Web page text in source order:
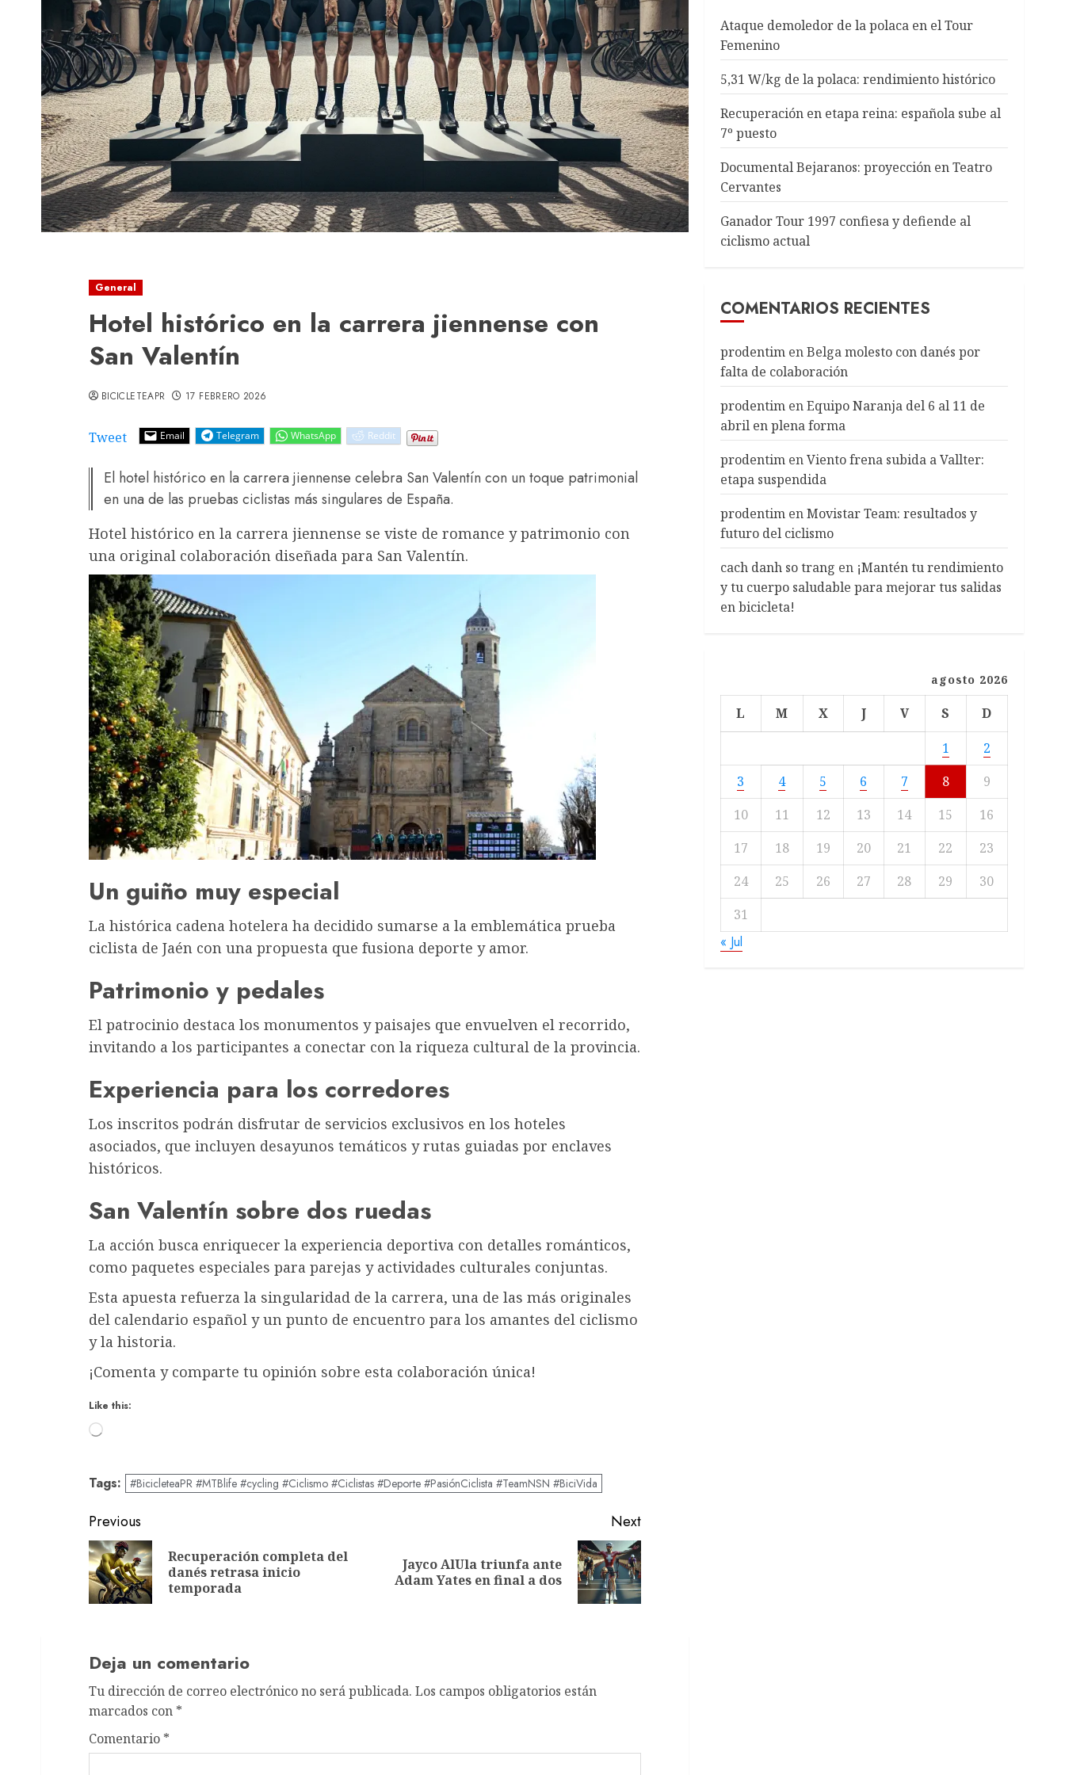
General
Hotel histórico en la carrera jiennense con
San Valentín
Tweet Email Telegram WhatsApp Reddit
BICICLETEAPR 17 FEBRERO 2026
El hotel histórico en la carrera jiennense celebra San Valentín con un toque patrimonial
en una de las pruebas ciclistas más singulares de España.
Hotel histórico en la carrera jiennense se viste de romance y patrimonio con
una original colaboración diseñada para San Valentín.
Un guiño muy especial
La histórica cadena hotelera ha decidido sumarse a la emblemática prueba
ciclista de Jaén con una propuesta que fusiona deporte y amor.
Patrimonio y pedales
El patrocinio destaca los monumentos y paisajes que envuelven el recorrido,
invitando a los participantes a conectar con la riqueza cultural de la provincia.
Experiencia para los corredores
Los inscritos podrán disfrutar de servicios exclusivos en los hoteles
asociados, que incluyen desayunos temáticos y rutas guiadas por enclaves
históricos.
San Valentín sobre dos ruedas
La acción busca enriquecer la experiencia deportiva con detalles románticos,
como paquetes especiales para parejas y actividades culturales conjuntas.
Esta apuesta refuerza la singularidad de la carrera, una de las más originales
del calendario español y un punto de encuentro para los amantes del ciclismo
y la historia.
¡Comenta y comparte tu opinión sobre esta colaboración única!
Like this:
Loading…
Tags: #BicicleteaPR #MTBlife #cycling #Ciclismo #Ciclistas #Deporte #PasiónCiclista #TeamNSN #BiciVida
Post
navigation
Previous
Previous
post:
Recuperación completa del
danés retrasa inicio
temporada
Next
post:
Jayco AlUla triunfa ante
Adam Yates en final a dos
Deja un comentario
Tu dirección de correo electrónico no será publicada. Los campos obligatorios están
marcados con *
Comentario *
Ataque demoledor de la polaca en el Tour
Femenino
5,31 W/kg de la polaca: rendimiento histórico
Recuperación en etapa reina: española sube al
7º puesto
Documental Bejaranos: proyección en Teatro
Cervantes
Ganador Tour 1997 confiesa y defiende al
ciclismo actual
COMENTARIOS RECIENTES
prodentimenBelga molesto con danés por
falta de colaboración
prodentimenEquipo Naranja del 6 al 11 de
abril en plena forma
prodentimenViento frena subida a Vallter:
etapa suspendida
prodentimenMovistar Team: resultados y
futuro del ciclismo
cach danh so trang en ¡Mantén tu rendimiento
y tu cuerpo saludable para mejorar tus salidas
en bicicleta!
agosto 2026
L M X J V S
D
1
2
3
4 5 6 7 8
9
10
11 12 13 14 15
16
17
18 19 20 21 22
23
24
25 26 27 28 29
30
31
« Jul